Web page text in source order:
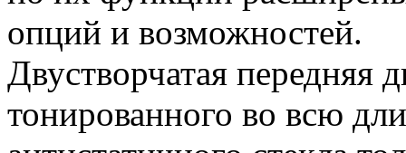
опций и возможностей.
Двустворчатая передняя
тонированного во всю